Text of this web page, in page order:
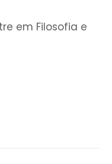
em Filosofia e